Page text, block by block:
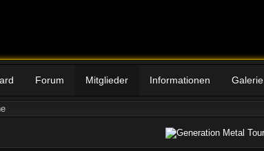
Forum Mitglieder Informationen Galerie